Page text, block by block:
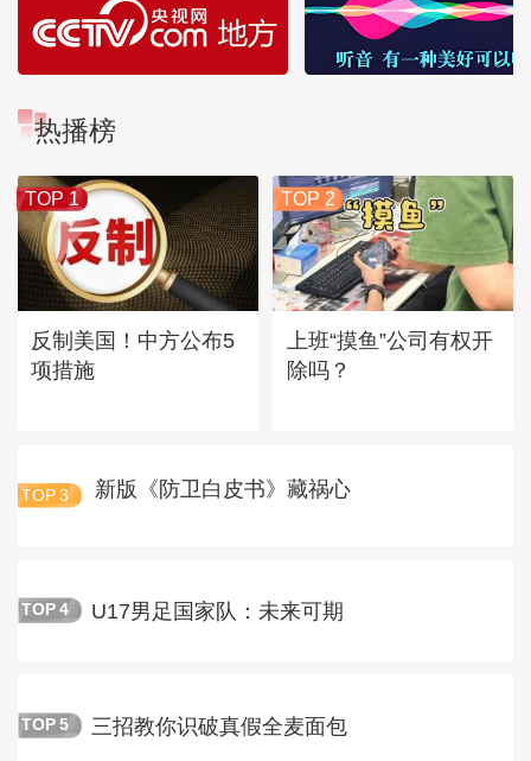
热播榜
TOP 1
反制美国！中方公布5
项措施
TOP 2
上班“摸鱼”公司有权开
除吗？
TOP 3 新版《防卫白皮书》藏祸心
TOP 4 U17男足国家队：未来可期
TOP 5 三招教你识破真假全麦面包